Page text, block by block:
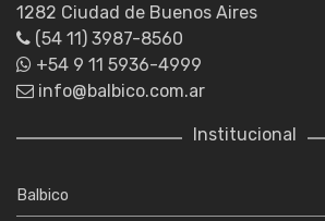
1282 Ciudad de Buenos Aires
(54 11) 3987-8560
+54 9 11 5936-4999
info@balbico.com.ar
Institucional
Balbico